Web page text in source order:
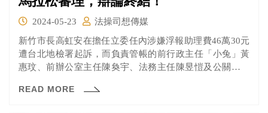
2024-05-23
法操司想傳媒
新竹市長高虹安在擔任立委任內涉嫌浮報助理費46萬30元
遭台北地檢署起訴，而負責管帳的前行政主任「小兔」黃
惠玟、前辦公室主任陳奐宇、法務主任陳昱愷及公關主任
READ MORE